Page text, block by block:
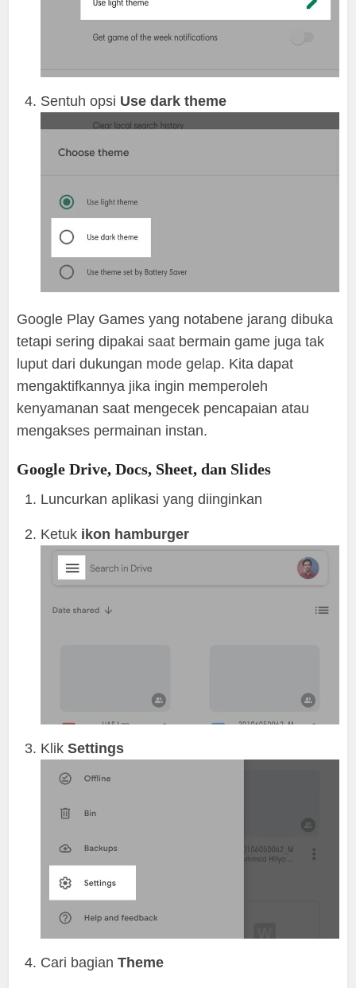
Sentuh opsi Use dark theme
Google Play Games yang notabene jarang dibuka
tetapi sering dipakai saat bermain game juga tak
luput dari dukungan mode gelap. Kita dapat
mengaktifkannya jika ingin memperoleh
kenyamanan saat mengecek pencapaian atau
mengakses permainan instan.
Google Drive, Docs, Sheet, dan Slides
Luncurkan aplikasi yang diinginkan
Ketuk ikon hamburger
KlikSettings
Cari bagianTheme